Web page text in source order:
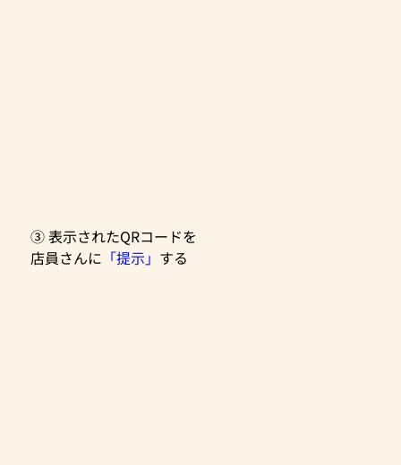
③ 表示されたQRコードを
店員さんに 「提示」 する